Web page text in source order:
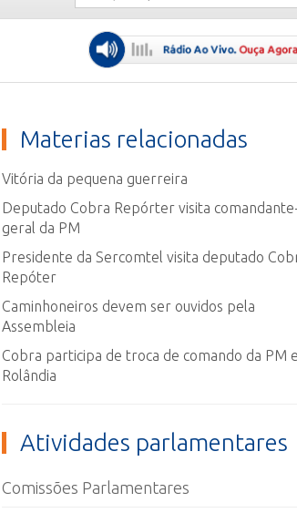
Materias relacionadas
Vitória da pequena guerreira
Deputado Cobra Repórter visita
geral da PM
Presidente da Sercomtel visita deputado
Repóter
Caminhoneiros devem ser ouvidos pela
Assembleia
Cobra participa de troca de comando da PM
Rolândia
Atividades parlamentares
Comissões Parlamentares